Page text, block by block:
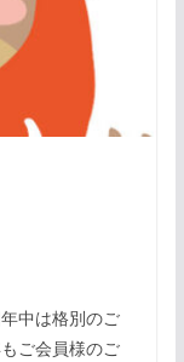
中は格別のご
ご会員様のご